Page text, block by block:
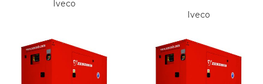
Iveco
Iveco